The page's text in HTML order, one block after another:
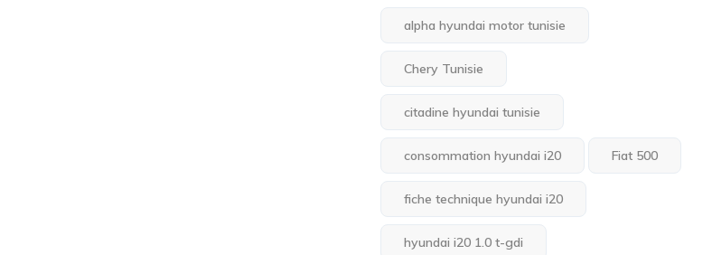
alpha hyundai motor tunisie
Chery Tunisie
citadine hyundai tunisie
consommation hyundai i20 Fiat 500
fiche technique hyundai i20
hyundai i20 1.0 t-gdi